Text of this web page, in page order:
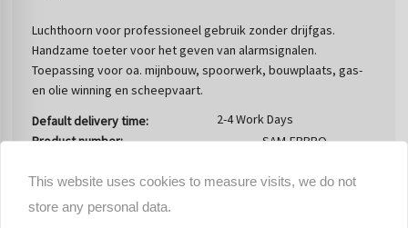
Luchthoorn voor professioneel gebruik zonder drijfgas.
Handzame toeter voor het geven van alarmsignalen.
Toepassing voor oa. mijnbouw, spoorwerk, bouwplaats, gas-
en olie winning en scheepvaart.
Default delivery time:
2-4 Work Days
Product number:
SAM-EBPRO
ORDER
This website uses cookies to measure visits, we do not
store any personal data.